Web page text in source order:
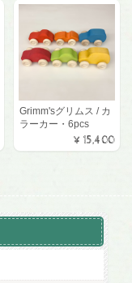
Grimm'sグリムス / カ
ラーカー・6pcs
¥15,400